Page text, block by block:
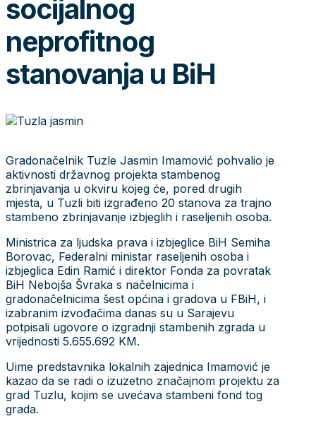
socijalnog
neprofitnog
stanovanja u BiH
Gradonačelnik Tuzle Jasmin Imamović pohvalio je
aktivnosti državnog projekta stambenog
zbrinjavanja u okviru kojeg će, pored drugih
mjesta, u Tuzli biti izgrađeno 20 stanova za trajno
stambeno zbrinjavanje izbjeglih i raseljenih osoba.
Ministrica za ljudska prava i izbjeglice BiH Semiha
Borovac, Federalni ministar raseljenih osoba i
izbjeglica Edin Ramić i direktor Fonda za povratak
BiH Nebojša Švraka s načelnicima i
gradonačelnicima šest općina i gradova u FBiH, i
izabranim izvođačima danas su u Sarajevu
potpisali ugovore o izgradnji stambenih zgrada u
vrijednosti 5.655.692 KM.
Uime predstavnika lokalnih zajednica Imamović je
kazao da se radi o izuzetno značajnom projektu za
grad Tuzlu, kojim se uvećava stambeni fond tog
grada.